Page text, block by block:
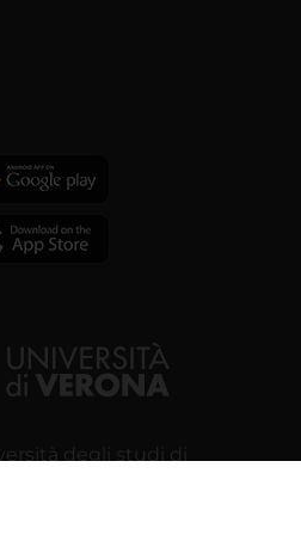
degli studi di